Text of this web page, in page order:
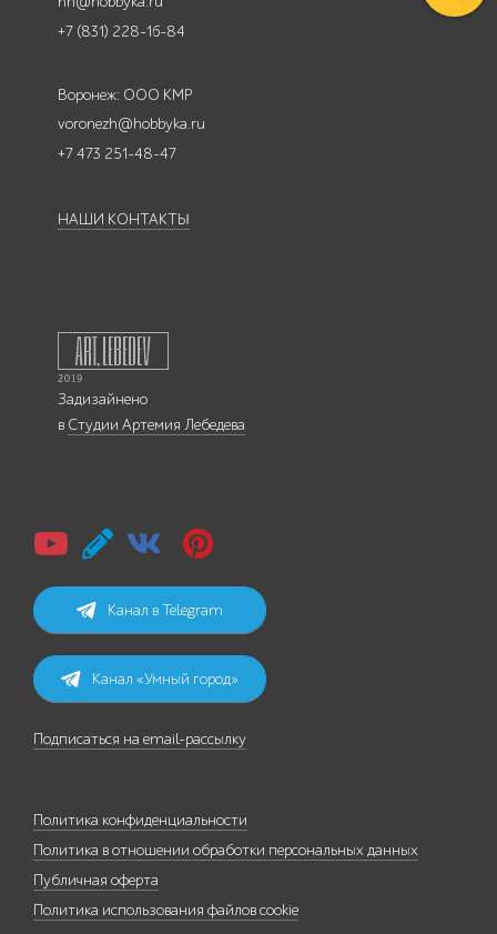
+7 (831) 228-16-84
Воронеж: ООО КМР
voronezh@hobbyka.ru
+7 473 251-48-47
НАШИ КОНТАКТЫ
Задизайнено
в Студии Артемия Лебедева
Канал в Telegram
Канал «Умный город»
Подписаться на email-рассылку
Политика конфиденциальности
Политика в отношении обработки персональных данных
Публичная оферта
Политика использования файлов cookie